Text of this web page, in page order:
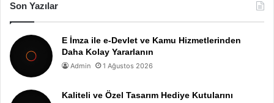
Son Yazılar
E İmza ile e-Devlet ve Kamu Hizmetlerinden
Daha Kolay Yararlanın
Admin 1 Ağustos 2026
Kaliteli ve Özel Tasarım Hediye Kutularını